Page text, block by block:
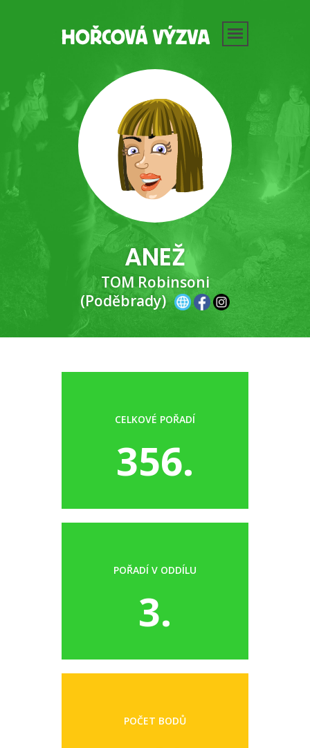
ANEŽ
TOM Robinsoni
(Poděbrady)
CELKOVÉ POŘADÍ
356.
POŘADÍ V ODDÍLU
3.
POČET BODŮ